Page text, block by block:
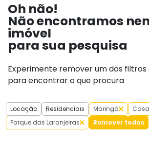
Locação Residenciais Maringá
Parque das Laranjeiras
Remover todos
Oh não!
Não encontramos
imóvel
para sua pesquisa
Experimente remover um dos filtros
para encontrar o que procura